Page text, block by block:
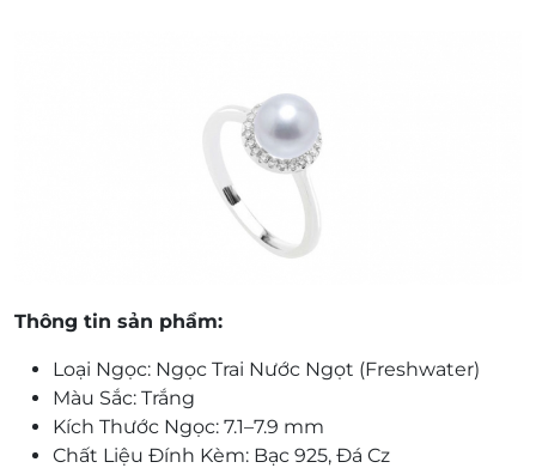
Thông tin sản phẩm:
Loại Ngọc: Ngọc Trai Nước Ngọt (Freshwater)
Màu Sắc: Trắng
Kích Thước Ngọc: 7.1–7.9 mm
Chất Liệu Đính Kèm: Bạc 925, Đá Cz